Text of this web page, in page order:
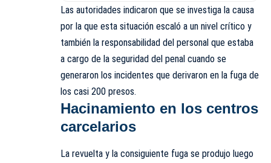
Las autoridades indicaron que se investiga la causa
por la que esta situación escaló a un nivel crítico y
también la responsabilidad del personal que estaba
a cargo de la seguridad del penal cuando se
generaron los incidentes que derivaron en la fuga de
los casi 200 presos.
Hacinamiento en los centros
carcelarios
La revuelta y la consiguiente fuga se produjo luego